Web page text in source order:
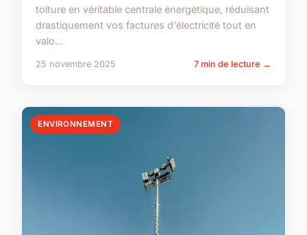
toiture en véritable centrale énergétique, réduisant
drastiquement vos factures d'électricité tout en
valo...
25 novembre 2025 7 min de lecture →
ENVIRONNEMENT